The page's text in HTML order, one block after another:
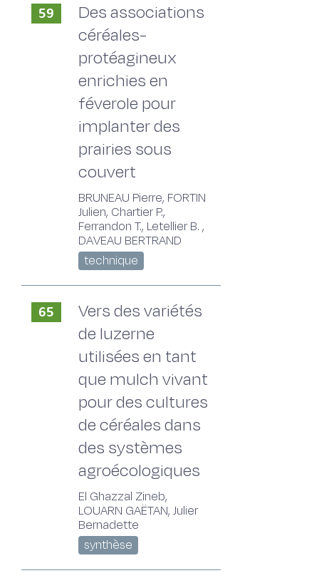
59
Des associations
céréales-
protéagineux
enrichies en
féverole pour
implanter des
prairies sous
couvert
BRUNEAU Pierre, FORTIN
Julien, Chartier P.,
Ferrandon T., Letellier B. ,
DAVEAU BERTRAND
technique
65
Vers des variétés
de luzerne
utilisées en tant
que mulch vivant
pour des cultures
de céréales dans
des systèmes
agroécologiques
El Ghazzal Zineb,
LOUARN GAËTAN, Julier
Bernadette
synthèse